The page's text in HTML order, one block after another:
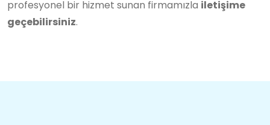
profesyonel bir hizmet sunan firmamızla iletişime
geçebilirsiniz.